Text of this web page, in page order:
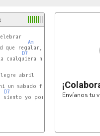
Am
que regalar, no hay primavera
D7
nada mas
un sabado feliz, tan solo te
D7
siento yo por ti
Envíanos tu